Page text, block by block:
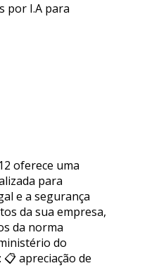
por I.A para
oferece uma
para
e a segurança
da sua empresa,
da norma
do
apreciação de